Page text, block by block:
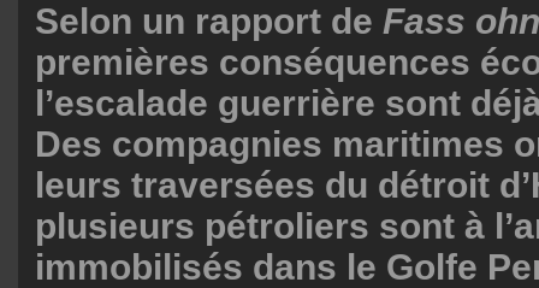
Selon un rapport de Fass
premières conséquences
l’escalade guerrière sont
Des compagnies maritimes
leurs traversées du détroit
plusieurs pétroliers sont à
immobilisés dans le Golfe